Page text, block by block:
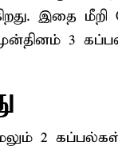
இதை
3
2 கப்பல்கள்